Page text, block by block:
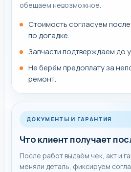
обещаем невозможное.
Стоимость согласуем после
по догадке.
Запчасти подтверждаем до
Не берём предоплату за
ремонт.
ДОКУМЕНТЫ И ГАРАНТИЯ
Что клиент получает
После работ выдаём чек, акт и
меняли деталь, фиксируем